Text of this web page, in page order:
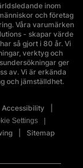
inom
och företag
Våra varumärken
- skapar värde
så gjort i 80 år. Vi
verktyg och
ger
av. Vi är erkända
och jämställdhet.
Accessibility
Settings
Sitemap